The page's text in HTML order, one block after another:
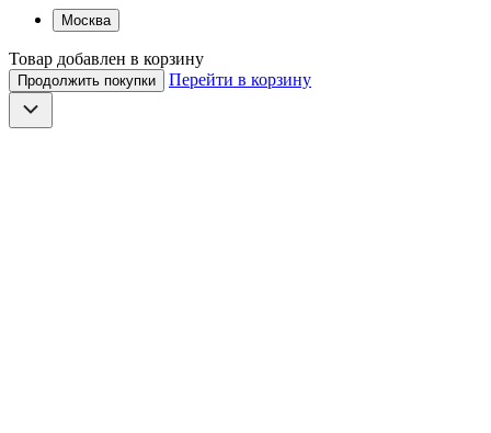
Москва
Товар добавлен в корзину
Продолжить покупки Перейти в корзину